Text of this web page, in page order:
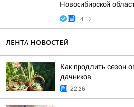
Новосибирской
14:12
ЛЕНТА НОВОСТЕЙ
Как продлить сезон
дачников
22:26